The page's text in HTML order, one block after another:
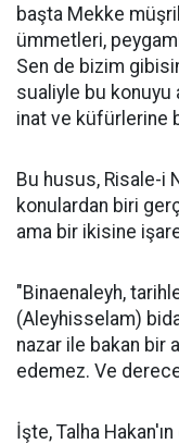
başta Mekke
ümmetleri,
Sen de bizim
sualiyle bu konuyu
inat ve küfürlerine
Bu husus, Risale-i
konulardan biri
ama bir ikisine
"Binaenaleyh,
(Aleyhisselam)
nazar ile bakan bir
edemez. Ve
İşte, Talha